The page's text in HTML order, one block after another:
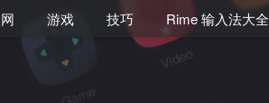
游戏 技巧 Rime 输入法大全